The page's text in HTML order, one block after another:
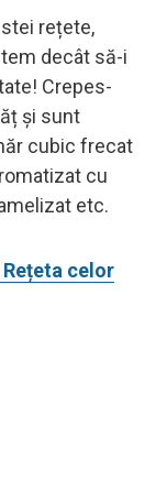
rețete,
decât să-i
Crepes-
și sunt
cubic frecat
cu
etc.
celor